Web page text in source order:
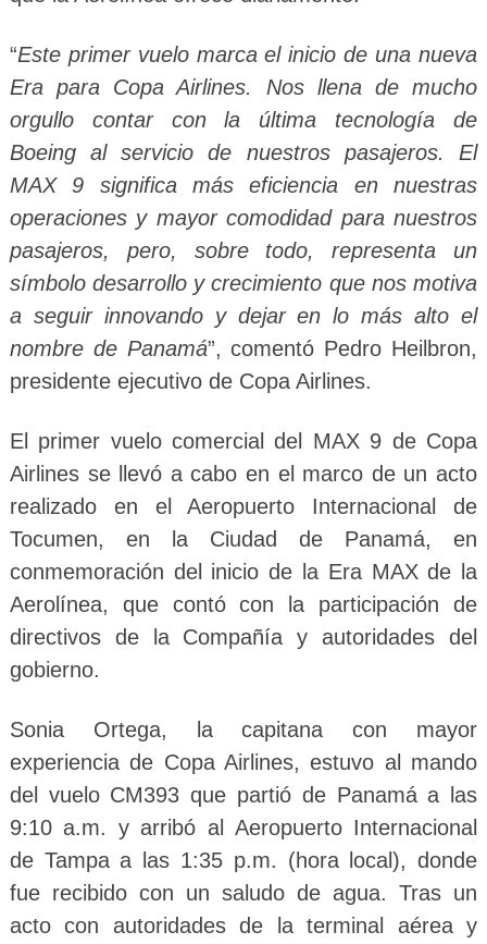
“Este primer vuelo marca el inicio de una nueva
Era para Copa Airlines. Nos llena de mucho
orgullo contar con la última tecnología de
Boeing al servicio de nuestros pasajeros. El
MAX 9 significa más eficiencia en nuestras
operaciones y mayor comodidad para nuestros
pasajeros, pero, sobre todo, representa un
símbolo desarrollo y crecimiento que nos motiva
a seguir innovando y dejar en lo más alto el
nombre de Panamá”, comentó Pedro Heilbron,
presidente ejecutivo de Copa Airlines.
El primer vuelo comercial del MAX 9 de Copa
Airlines se llevó a cabo en el marco de un acto
realizado en el Aeropuerto Internacional de
Tocumen, en la Ciudad de Panamá, en
conmemoración del inicio de la Era MAX de la
Aerolínea, que contó con la participación de
directivos de la Compañía y autoridades del
gobierno.
Sonia Ortega, la capitana con mayor
experiencia de Copa Airlines, estuvo al mando
del vuelo CM393 que partió de Panamá a las
9:10 a.m. y arribó al Aeropuerto Internacional
de Tampa a las 1:35 p.m. (hora local), donde
fue recibido con un saludo de agua. Tras un
acto con autoridades de la terminal aérea y